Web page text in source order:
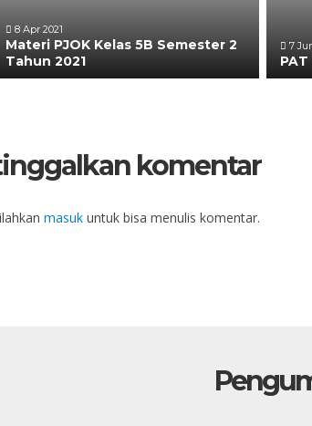
8 Apr 2021
Materi PJOK Kelas 5B Semester 2
Tahun 2021
7
PAT
komentar
masuk untuk bisa menulis komentar.